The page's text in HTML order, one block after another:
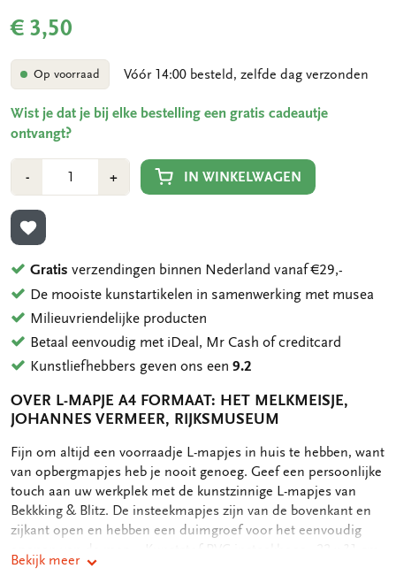
€ 3,50
Op voorraad Vóór 14:00 besteld, zelfde dag verzonden
Wist je dat je bij elke bestelling een gratis cadeautje
ontvangt?
-Min
1
+Plus
1
IN WINKELWAGEN
TOEVOEGEN AAN VERLANGLIJST
Gratis verzendingen binnen Nederland vanaf €29,-
De mooiste kunstartikelen in samenwerking met musea
Milieuvriendelijke producten
Betaal eenvoudig met iDeal, Mr Cash of creditcard
Kunstliefhebbers geven ons een9.2
OVER L-MAPJE A4 FORMAAT: HET MELKMEISJE,
JOHANNES VERMEER, RIJKSMUSEUM
OMSCHRIJVING
Fijn om altijd een voorraadje L-mapjes in huis te hebben, want
van opbergmapjes heb je nooit genoeg. Geef een persoonlijke
touch aan uw werkplek met de kunstzinnige L-mapjes van
Bekkking & Blitz. De insteekmapjes zijn van de bovenkant en
zijkant open en hebben een duimgroef voor het eenvoudig
- Geschikt voor A4 formaat documenten - Full color print op
Bekijk meer